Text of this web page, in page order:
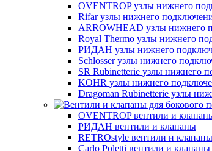
OVENTROP узлы нижнего
Rifar узлы нижнего
ARROWHEAD узлы нижнего
Royal Thermo узлы нижнего
РИДАН узлы нижнего
Schlosser узлы нижнего
SR Rubinetterie узлы нижнего
KOHR узлы нижнего
Dragoman Rubinetterie узлы
OVENTROP вентили и
РИДАН вентили и клапаны
RETROstyle вентили и клапаны
Carlo Poletti вентили и клапаны